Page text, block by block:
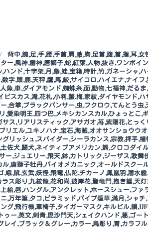
背中,腕,足,手,腰,手首,肩,腋,胸,足首,腹,首,指,耳,
ー,風神,雷神,唐獅子,蛇,紅葉,人物,抜き,ワンポ
ンド,十字架,月,梟,蛙,宝箱,時計,竹,ガネーシャ
字,頭,鹿,天秤,鷹,馬,鮫,サイコロ,ハイエナ,ナイ
魚,車,ダイアモンド,蜘蛛糸,面,動物,七福神,だ
スカス,滝,花札,小判,蟹,梅,家紋,ダイヤモンド,
,合掌,ブラックパンサー,虫,フクロウ,てんとう
,愛染明王,四つ巴,メキシカンスカル,ひょっと
ス,リアリスティック,アサガオ,苺,紫陽花,とっ
リエル,ユキノハナ,宝石,海賊,オオサンショウ
リッシュ,スパイダー,シーラカンス,宗教,拝手,
佐犬,闘犬,ネイティブアメリカン,鰐,クロコダ
ー,ジュエリー,飛天,鉢,カトリック,ジーザス,歌
,唐獅子牡丹,バイオメカニック,オールドスク
蛾,鼠,玄武,妖怪,飛竜,仏陀,チカーノ,鳳凰羽,潜
ス彫り,九紋龍,花和尚,彼岸花,登竜門,抱き鯉,
絵,唇,ハングル,アンクレット,ホースシュー,フ
,万年筆,タコ,ピラミッド,パイプ煙草,満月,シャ
グ,飛行機,車椅子,タイガーマスク,キルビル,鎖
ー,英文,刺青,毘沙門天,シェイクハンド,葛,ゴ
レイ,ブラック＆グレー,カラー,烏彫り,青,カラ